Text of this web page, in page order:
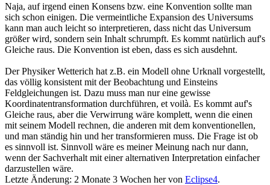
Naja, auf irgend einen Konsens bzw. eine Konvention sollte man
sich schon einigen. Die vermeintliche Expansion des Universums
kann man auch leicht so interpretieren, dass nicht das Universum
größer wird, sondern sein Inhalt schrumpft. Es kommt natürlich auf's
Gleiche raus. Die Konvention ist eben, dass es sich ausdehnt.
Der Physiker Wetterich hat z.B. ein Modell ohne Urknall vorgestellt,
das völlig konsistent mit der Beobachtung und Einsteins
Feldgleichungen ist. Dazu muss man nur eine gewisse
Koordinatentransformation durchführen, et voilà. Es kommt auf's
Gleiche raus, aber die Verwirrung wäre komplett, wenn die einen
mit seinem Modell rechnen, die anderen mit dem konventionellen,
und man ständig hin und her transformieren muss. Die Frage ist ob
es sinnvoll ist. Sinnvoll wäre es meiner Meinung nach nur dann,
wenn der Sachverhalt mit einer alternativen Interpretation einfacher
darzustellen wäre.
Letzte Änderung: 2 Monate 3 Wochen her von Eclipse4.